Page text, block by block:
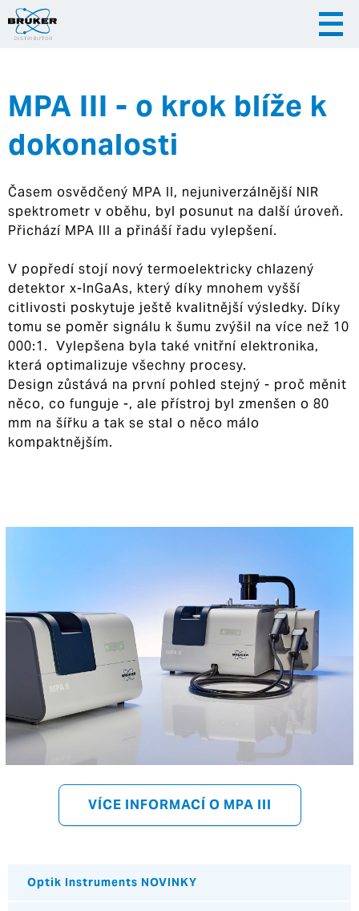
|
Hrvatska
MPA III - o krok blíže k
dokonalosti
Časem osvědčený MPA II, nejuniverzálnější NIR
spektrometr v oběhu, byl posunut na další úroveň.
Přichází MPA III a přináší řadu vylepšení.
V popředí stojí nový termoelektricky chlazený
detektor x-InGaAs, který díky mnohem vyšší
citlivosti poskytuje ještě kvalitnější výsledky. Díky
tomu se poměr signálu k šumu zvýšil na více než 10
000:1. Vylepšena byla také vnitřní elektronika,
která optimalizuje všechny procesy.
Design zůstává na první pohled stejný - proč měnit
něco, co funguje -, ale přístroj byl zmenšen o 80
mm na šířku a tak se stal o něco málo
kompaktnějším.
VÍCE INFORMACÍ O MPA III
Optik Instruments NOVINKY